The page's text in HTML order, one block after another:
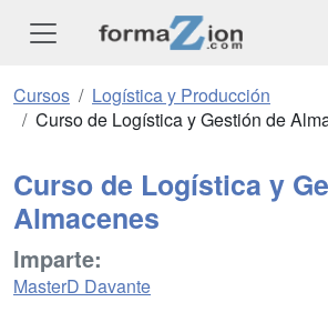
Cursos
Logística y Producción
Curso de Logística y Gestión de
Curso de Logística y
Almacenes
Imparte:
MasterD Davante